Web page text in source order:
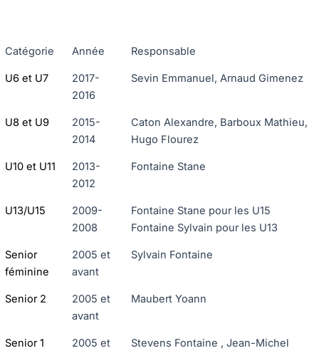
Catégorie Année Responsable
U6 et U7
2017-
2016
Sevin Emmanuel, Arnaud Gimenez
U8 et U9
2015-
2014
Caton Alexandre, Barboux Mathieu,
Hugo Flourez
U10 et U11
2013-
2012
Fontaine Stane
U13/U15
2009-
2008
Fontaine Stane pour les U15
Fontaine Sylvain pour les U13
Senior
féminine
2005 et
avant
Sylvain Fontaine
Senior 2
2005 et
avant
Maubert Yoann
Senior 1
2005 et
Stevens Fontaine , Jean-Michel